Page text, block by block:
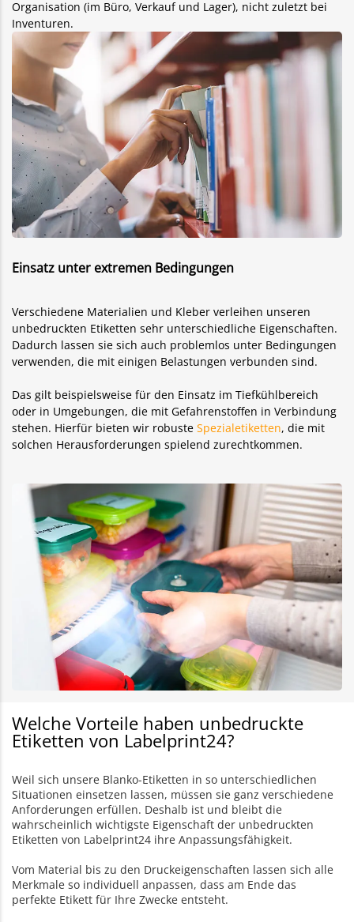
Organisation (im Büro, Verkauf und Lager), nicht zuletzt bei
Inventuren.
Einsatz unter extremen Bedingungen
Verschiedene Materialien und Kleber verleihen unseren
unbedruckten Etiketten sehr unterschiedliche Eigenschaften.
Dadurch lassen sie sich auch problemlos unter Bedingungen
verwenden, die mit einigen Belastungen verbunden sind.
Das gilt beispielsweise für den Einsatz im Tiefkühlbereich
oder in Umgebungen, die mit Gefahrenstoffen in Verbindung
stehen. Hierfür bieten wir robuste Spezialetiketten, die mit
solchen Herausforderungen spielend zurechtkommen.
Welche Vorteile haben unbedruckte
Etiketten von Labelprint24?
Weil sich unsere Blanko-Etiketten in so unterschiedlichen
Situationen einsetzen lassen, müssen sie ganz verschiedene
Anforderungen erfüllen. Deshalb ist und bleibt die
wahrscheinlich wichtigste Eigenschaft der unbedruckten
Etiketten von Labelprint24 ihre Anpassungsfähigkeit.
Vom Material bis zu den Druckeigenschaften lassen sich alle
Merkmale so individuell anpassen, dass am Ende das
perfekte Etikett für Ihre Zwecke entsteht.